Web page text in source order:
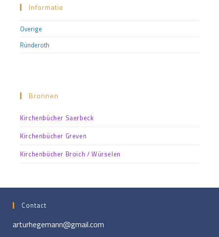
Informatie
Overige
Ründeroth
Bronnen
Kirchenbücher Saerbeck
Kirchenbücher Greven
Kirchenbücher Broich / Würselen
Contact
arturhegemann@gmail.com